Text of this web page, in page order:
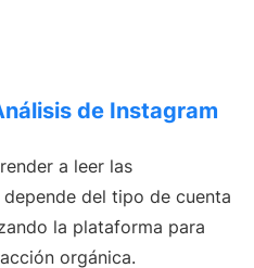
de Instagram
a leer las
del tipo de cuenta
la plataforma para
orgánica.